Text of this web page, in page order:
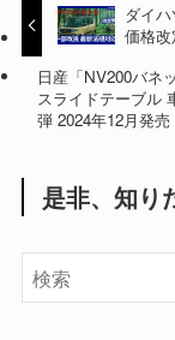
ダイ
価格
日産「NV200バネ
スライドテーブル
弾 2024年12月発売
是非、知り